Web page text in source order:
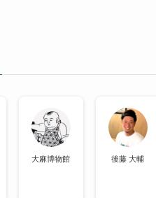
大麻博物館 後藤 大輔